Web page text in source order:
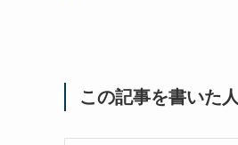
この記事を書いた人